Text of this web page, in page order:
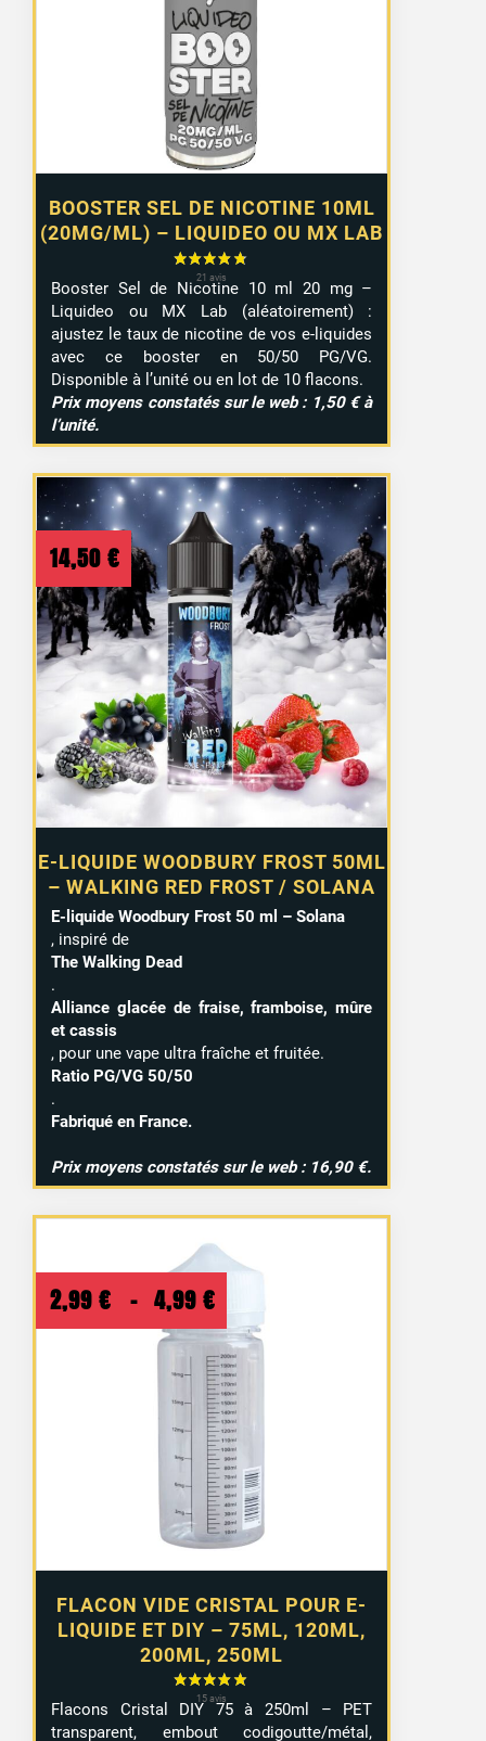
BOOSTER SEL DE NICOTINE 10ML
(20MG/ML) – LIQUIDEO OU MX LAB
1,10 €
à
9,99 €
Booster Sel de Nicotine 10 ml 20 mg –
Liquideo ou MX Lab (aléatoirement) :
ajustez le taux de nicotine de vos e-liquides
avec ce booster en 50/50 PG/VG.
Disponible à l’unité ou en lot de 10 flacons.
Prix moyens constatés sur le web : 1,50 € à
l’unité.
E-LIQUIDE WOODBURY FROST 50ML
– WALKING RED FROST / SOLANA
14,50 €
E-liquide Woodbury Frost 50 ml – Solana
, inspiré de
The Walking Dead
.
Alliance glacée de fraise, framboise, mûre
et cassis
, pour une vape ultra fraîche et fruitée.
Ratio PG/VG 50/50
.
Fabriqué en France.
Prix moyens constatés sur le web : 16,90 €.
FLACON VIDE CRISTAL POUR E-
LIQUIDE ET DIY – 75ML, 120ML,
200ML, 250ML
2,99 € – 4,99 €
de
prix :
2,99 €
à
4,99 €
Flacons Cristal DIY 75 à 250ml – PET
transparent, embout codigoutte/métal,